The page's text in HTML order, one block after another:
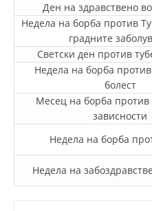
СТРУКТУРА И
MЕЃУНАРОДНО
ПРОМОЦИЈА НА
Ден на здравствено
Недела на борба против
градните
Светски ден против
Недела на борба
болест
Месец на борба против
зависности
Недела на борба
Недела на